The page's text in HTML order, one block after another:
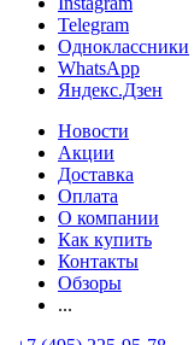
Telegram
Одноклассники
WhatsApp
Яндекс.Дзен
Новости
Акции
Доставка
Оплата
О компании
Как купить
Контакты
Обзоры
...